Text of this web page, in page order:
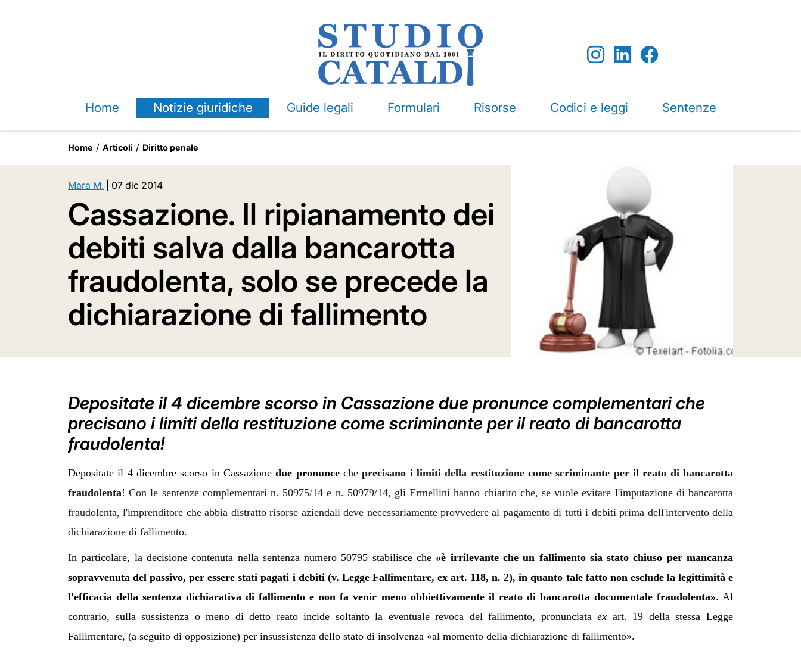
Home Notizie giuridiche Guide legali Formulari Risorse Codici e leggi Sentenze
Home Articoli Diritto penale
Mara M. 07 dic 2014
Cassazione. Il ripianamento dei
debiti salva dalla bancarotta
fraudolenta, solo se precede la
dichiarazione di fallimento
Depositate il 4 dicembre scorso in Cassazione due pronunce complementari che
precisano i limiti della restituzione come scriminante per il reato di bancarotta
fraudolenta!
Depositate il 4 dicembre scorso in Cassazionedue pronuncecheprecisano i limiti della restituzione come scriminante per il reato di bancarotta
fraudolenta! Con le sentenze complementari n. 50975/14 e n. 50979/14, gli Ermellini hanno chiarito che, se vuole evitare l'imputazione di bancarotta
fraudolenta, l'imprenditore che abbia distratto risorse aziendali deve necessariamente provvedere al pagamento di tutti i debiti prima dell'intervento della
dichiarazione di fallimento.
In particolare, la decisione contenuta nella sentenza numero 50795 stabilisce che «è irrilevante che un fallimento sia stato chiuso per mancanza
sopravvenuta del passivo, per essere stati pagati i debiti (v. Legge Fallimentare, ex art. 118, n. 2), in quanto tale fatto non esclude la legittimità e
l'efficacia della sentenza dichiarativa di fallimento e non fa venir meno obbiettivamente il reato di bancarotta documentale fraudolenta». Al
contrario, sulla sussistenza o meno di detto reato incide soltanto la eventuale revoca del fallimento, pronunciataex art. 19 della stessa Legge
Fallimentare, (a seguito di opposizione) per insussistenza dello stato di insolvenza «al momento della dichiarazione di fallimento».